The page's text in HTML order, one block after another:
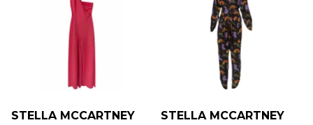
STELLA MCCARTNEY STELLA MCCARTNEY